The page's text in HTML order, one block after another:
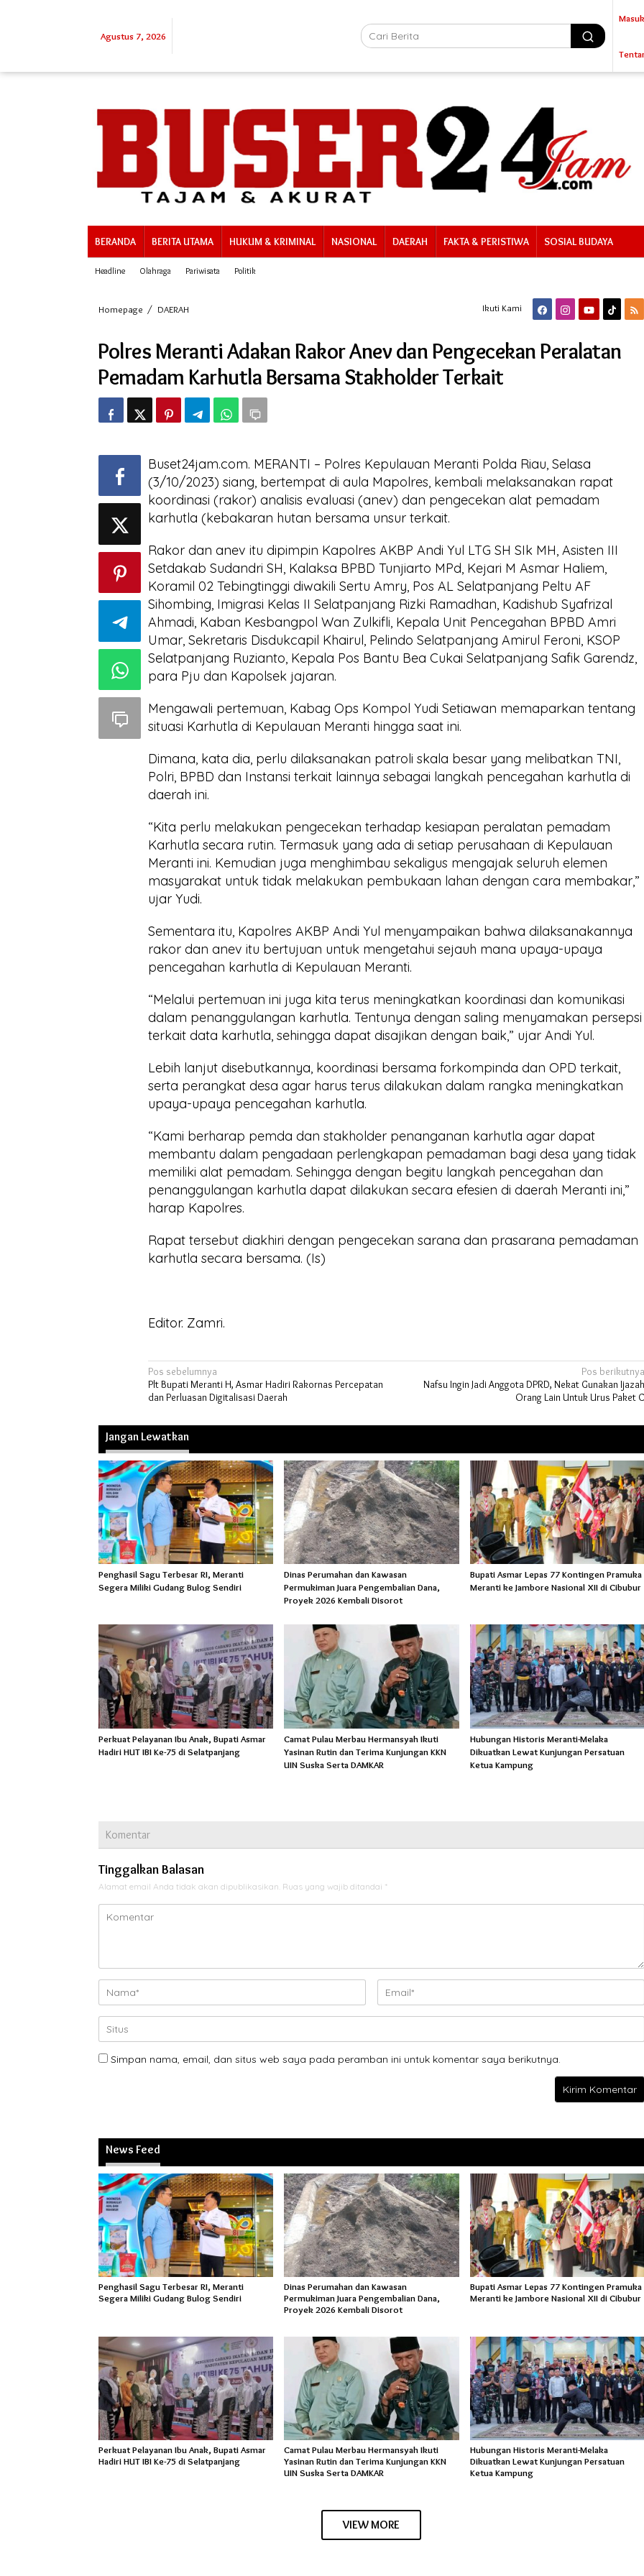
Agustus 7, 2026
BERANDA BERITA UTAMA HUKUM & KRIMINAL NASIONAL DAERAH FAKTA & PERISTIWA SOSIAL BUDAYA
Headline Olahraga Pariwisata Politik
Homepage / DAERAH
Rakor
Anev
dan
Pengecekan
Peralatan
Pemadam
Karhutla
Terkait
Ikuti Kami
Polres Meranti Adakan Rakor Anev dan Pengecekan Peralatan
Pemadam Karhutla Bersama Stakholder Terkait
Buset24jam.com. MERANTI – Polres Kepulauan Meranti Polda Riau, Selasa
(3/10/2023) siang, bertempat di aula Mapolres, kembali melaksanakan rapat
koordinasi (rakor) analisis evaluasi (anev) dan pengecekan alat pemadam
karhutla (kebakaran hutan bersama unsur terkait.
Rakor dan anev itu dipimpin Kapolres AKBP Andi Yul LTG SH SIk MH, Asisten III
Setdakab Sudandri SH, Kalaksa BPBD Tunjiarto MPd, Kejari M Asmar Haliem,
Koramil 02 Tebingtinggi diwakili Sertu Amry, Pos AL Selatpanjang Peltu AF
Sihombing, Imigrasi Kelas II Selatpanjang Rizki Ramadhan, Kadishub Syafrizal
Ahmadi, Kaban Kesbangpol Wan Zulkifli, Kepala Unit Pencegahan BPBD Amri
Umar, Sekretaris Disdukcapil Khairul, Pelindo Selatpanjang Amirul Feroni, KSOP
Selatpanjang Ruzianto, Kepala Pos Bantu Bea Cukai Selatpanjang Safik Garendz,
para Pju dan Kapolsek jajaran.
Mengawali pertemuan, Kabag Ops Kompol Yudi Setiawan memaparkan tentang
situasi Karhutla di Kepulauan Meranti hingga saat ini.
Dimana, kata dia, perlu dilaksanakan patroli skala besar yang melibatkan TNI,
Polri, BPBD dan Instansi terkait lainnya sebagai langkah pencegahan karhutla di
daerah ini.
“Kita perlu melakukan pengecekan terhadap kesiapan peralatan pemadam
Karhutla secara rutin. Termasuk yang ada di setiap perusahaan di Kepulauan
Meranti ini. Kemudian juga menghimbau sekaligus mengajak seluruh elemen
masyarakat untuk tidak melakukan pembukaan lahan dengan cara membakar,”
ujar Yudi.
Sementara itu, Kapolres AKBP Andi Yul menyampaikan bahwa dilaksanakannya
rakor dan anev itu bertujuan untuk mengetahui sejauh mana upaya-upaya
pencegahan karhutla di Kepulauan Meranti.
“Melalui pertemuan ini juga kita terus meningkatkan koordinasi dan komunikasi
dalam penanggulangan karhutla. Tentunya dengan saling menyamakan persepsi
terkait data karhutla, sehingga dapat disajikan dengan baik,” ujar Andi Yul.
Lebih lanjut disebutkannya, koordinasi bersama forkompinda dan OPD terkait,
serta perangkat desa agar harus terus dilakukan dalam rangka meningkatkan
upaya-upaya pencegahan karhutla.
“Kami berharap pemda dan stakholder penanganan karhutla agar dapat
membantu dalam pengadaan perlengkapan pemadaman bagi desa yang tidak
memiliki alat pemadam. Sehingga dengan begitu langkah pencegahan dan
penanggulangan karhutla dapat dilakukan secara efesien di daerah Meranti ini,”
harap Kapolres.
Rapat tersebut diakhiri dengan pengecekan sarana dan prasarana pemadaman
karhutla secara bersama. (Is)
Editor. Zamri.
Navigasi
pos
Pos sebelumnya
Plt Bupati Meranti H, Asmar Hadiri Rakornas Percepatan
dan Perluasan Digitalisasi Daerah
Pos berikutnya
Nafsu Ingin Jadi Anggota DPRD, Nekat Gunakan Ijazah
Orang Lain Untuk Urus Paket C
Jangan Lewatkan
Penghasil Sagu Terbesar RI, Meranti
Segera Miliki Gudang Bulog Sendiri
Dinas Perumahan dan Kawasan
Permukiman Juara Pengembalian Dana,
Proyek 2026 Kembali Disorot
Bupati Asmar Lepas 77 Kontingen Pramuka
Meranti ke Jambore Nasional XII di Cibubur
Perkuat Pelayanan Ibu Anak, Bupati Asmar
Hadiri HUT IBI Ke-75 di Selatpanjang
Camat Pulau Merbau Hermansyah Ikuti
Yasinan Rutin dan Terima Kunjungan KKN
UIN Suska Serta DAMKAR
Hubungan Historis Meranti-Melaka
Dikuatkan Lewat Kunjungan Persatuan
Ketua Kampung
Komentar
Tinggalkan Balasan
Alamat email Anda tidak akan dipublikasikan. Ruas yang wajib ditandai *
Simpan nama, email, dan situs web saya pada peramban ini untuk komentar saya berikutnya.
News Feed
Penghasil Sagu Terbesar RI, Meranti
Segera Miliki Gudang Bulog Sendiri
Dinas Perumahan dan Kawasan
Permukiman Juara Pengembalian Dana,
Proyek 2026 Kembali Disorot
Bupati Asmar Lepas 77 Kontingen Pramuka
Meranti ke Jambore Nasional XII di Cibubur
Perkuat Pelayanan Ibu Anak, Bupati Asmar
Hadiri HUT IBI Ke-75 di Selatpanjang
Camat Pulau Merbau Hermansyah Ikuti
Yasinan Rutin dan Terima Kunjungan KKN
UIN Suska Serta DAMKAR
Hubungan Historis Meranti-Melaka
Dikuatkan Lewat Kunjungan Persatuan
Ketua Kampung
VIEW MORE